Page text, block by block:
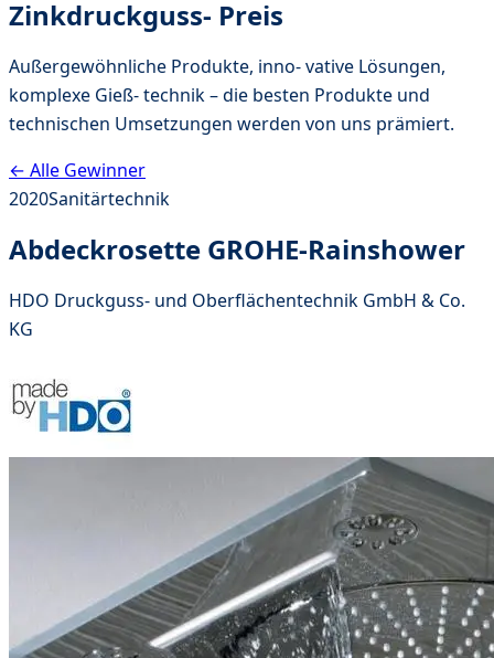
Zinkdruckguss- Preis
Außergewöhnliche Produkte, inno- vative Lösungen,
komplexe Gieß- technik – die besten Produkte und
technischen Umsetzungen werden von uns prämiert.
← Alle Gewinner
2020Sanitärtechnik
Abdeckrosette GROHE-Rainshower
HDO Druckguss- und Oberflächentechnik GmbH & Co.
KG